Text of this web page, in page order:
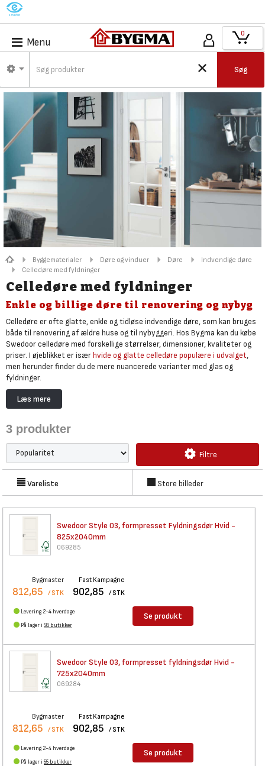
M
Menu
Søg
0
Byggematerialer Døre og vinduer Døre
Indvendige døre
Celledøre med fyldninger
Celledøre med fyldninger
Enkle og billige døre til renovering og nybyg
Celledøre er ofte glatte, enkle og tidløse indvendige døre, som kan bruges
både til renovering af ældre huse og til nybyggeri. Hos Bygma kan du købe
Swedoor celledøre med forskellige størrelser, dimensioner, kvaliteter og
priser. I øjeblikket er isærhvide og glatte celledøre populære i udvalget,
men herunder finder du de mere nuancerede varianter med glas og
fyldninger.
I modsætning til
de er opbygget og fremstillet med en let, men robust kerne af cellepapir,
at montere, hvor massive trædøre er dyrere, tungere og kraftigere.
Hvis du søger et større udvalg af glatte celledøre end det, vi har online,
anbefaler vi, at du
kontakter dit lokale Bygma og spørger til deres udvalg.
Læs mere
3 produkter
Filtre
Vareliste Store billeder
Swedoor Style 03, formpresset Fyldningsdør Hvid -
825x2040mm
069285
Bygmaster
812,65 / STK
Fast Kampagne
902,85 / STK
Levering 2-4 hverdage
På lager i 58 butikker
Se produkt
Swedoor Style 03, formpresset fyldningsdør Hvid -
725x2040mm
069284
Bygmaster
812,65 / STK
Fast Kampagne
902,85 / STK
Levering 2-4 hverdage
På lager i 55 butikker
Se produkt